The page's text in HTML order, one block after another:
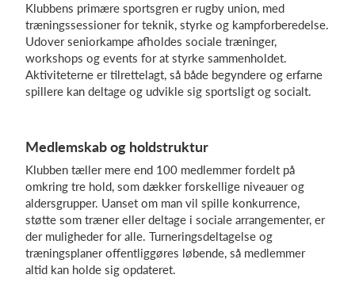
Klubbens primære sportsgren er rugby union, med
træningssessioner for teknik, styrke og kampforberedelse.
Udover seniorkampe afholdes sociale træninger,
workshops og events for at styrke sammenholdet.
Aktiviteterne er tilrettelagt, så både begyndere og erfarne
spillere kan deltage og udvikle sig sportsligt og socialt.
Medlemskab og holdstruktur
Klubben tæller mere end 100 medlemmer fordelt på
omkring tre hold, som dækker forskellige niveauer og
aldersgrupper. Uanset om man vil spille konkurrence,
støtte som træner eller deltage i sociale arrangementer, er
der muligheder for alle. Turneringsdeltagelse og
træningsplaner offentliggøres løbende, så medlemmer
altid kan holde sig opdateret.